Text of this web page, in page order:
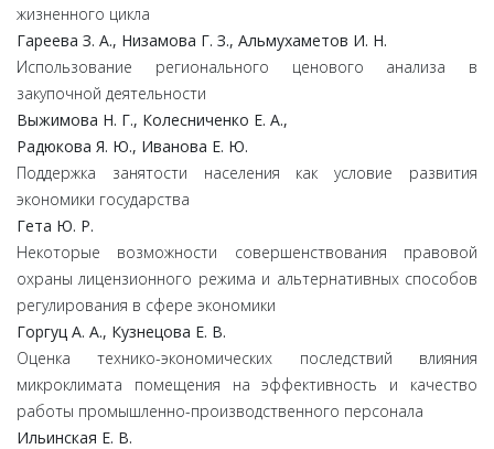
жизненного цикла
Гареева З. А., Низамова Г. З., Альмухаметов И. Н.
Использование регионального ценового анализа в
закупочной деятельности
Выжимова Н. Г., Колесниченко Е. А.,
Радюкова Я. Ю., Иванова Е. Ю.
Поддержка занятости населения как условие развития
экономики государства
Гета Ю. Р.
Некоторые возможности совершенствования правовой
охраны лицензионного режима и альтернативных способов
регулирования в сфере экономики
Горгуц А. А., Кузнецова Е. В.
Оценка технико-экономических последствий влияния
микроклимата помещения на эффективность и качество
работы промышленно-производственного персонала
Ильинская Е. В.